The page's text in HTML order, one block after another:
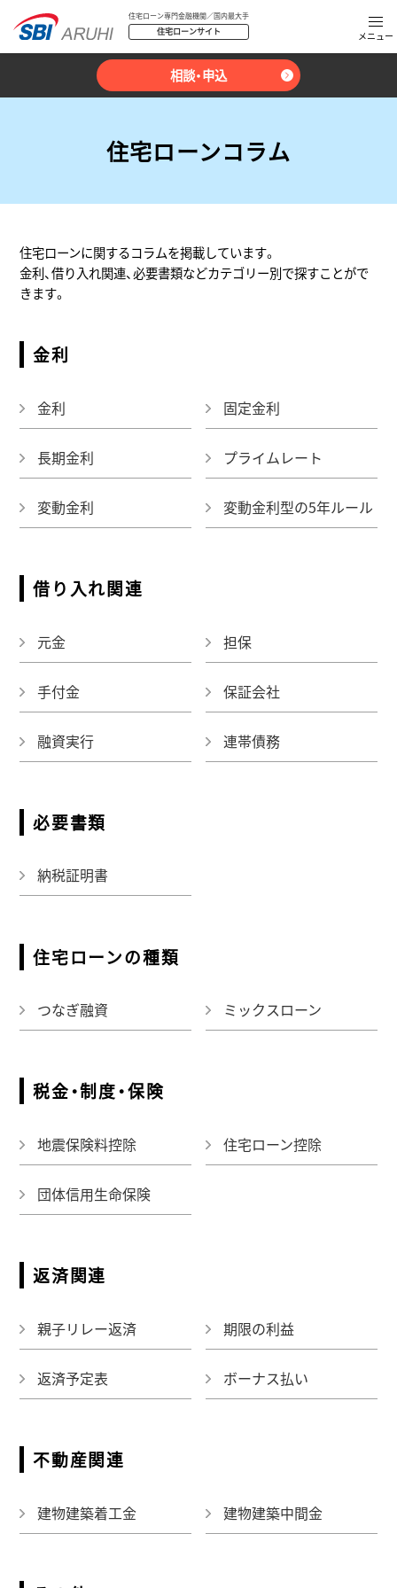
住宅ローン専門金融機関／国内最大手
住宅ローンサイト
相談・申込
住宅ローンコラム
住宅ローンに関するコラムを掲載しています。
金利、借り入れ関連、必要書類などカテゴリー別で探すことがで
きます。
金利
金利 固定金利
長期金利 プライムレート
変動金利 変動金利型の5年ルール
借り入れ関連
元金 担保
手付金 保証会社
融資実行 連帯債務
必要書類
納税証明書
住宅ローンの種類
つなぎ融資 ミックスローン
税金・制度・保険
地震保険料控除 住宅ローン控除
団体信用生命保険
返済関連
親子リレー返済 期限の利益
返済予定表 ボーナス払い
不動産関連
建物建築着工金 建物建築中間金